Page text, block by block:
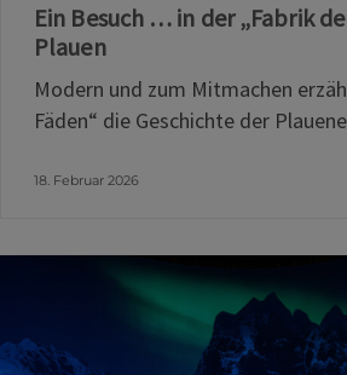
Ein Besuch … in der „Fabrik
Plauen
Modern und zum Mitmachen
Fäden“ die Geschichte der
18. Februar 2026